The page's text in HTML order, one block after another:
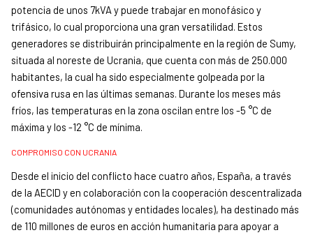
potencia de unos 7kVA y puede trabajar en monofásico y
trifásico, lo cual proporciona una gran versatilidad. Estos
generadores se distribuirán principalmente en la región de Sumy,
situada al noreste de Ucrania, que cuenta con más de 250.000
habitantes, la cual ha sido especialmente golpeada por la
ofensiva rusa en las últimas semanas. Durante los meses más
fríos, las temperaturas en la zona oscilan entre los -5 °C de
máxima y los -12 °C de mínima.
COMPROMISO CON UCRANIA
Desde el inicio del conflicto hace cuatro años, España, a través
de la AECID y en colaboración con la cooperación descentralizada
(comunidades autónomas y entidades locales), ha destinado más
de 110 millones de euros en acción humanitaria para apoyar a